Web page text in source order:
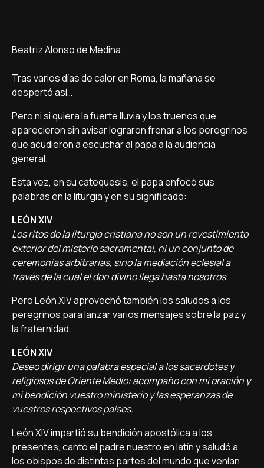
Beatriz Alonso de Medina
Tras varios días de calor en Roma, la mañana se
despertó así…
Pero ni si quiera la fuerte lluvia y los truenos que
aparecieron sin avisar lograron frenar a los peregrinos
que acudieron a escuchar al papa a la audiencia
general.
Esta vez, en su catequesis, el papa enfocó sus
palabras en la liturgia y en su significado:
LEÓN XIV
Los ritos de la liturgia cristiana no son un revestimiento
exterior del misterio sacramental, ni un conjunto de
ceremonias arbitrarias, sino la mediación eclesial a
través de la cual el don divino llega hasta nosotros.
Pero León XIV aprovechó también los saludos a los
peregrinos para lanzar varios mensajes sobre la paz y
la fraternidad.
LEÓN XIV
Deseo dirigir una palabra especial a los sacerdotes y
religiosos de Oriente Medio: acompaño con mi oración y
mi bendición vuestro ministerio y las esperanzas de
vuestros respectivos países.
León XIV impartió su bendición apostólica a los
presentes, cantó el padre nuestro en latín y saludó a
los obispos de distintas partes del mundo que venían